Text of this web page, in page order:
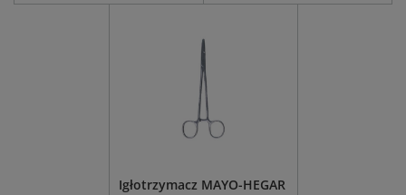
Igłotrzymacz MAYO-HEGAR